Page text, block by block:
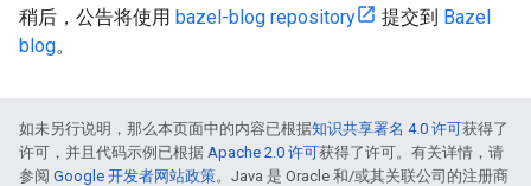
稍后，公告将使用 bazel-blog repository 提交到 Bazel
blog。
如未另行说明，那么本页面中的内容已根据知识共享署名 4.0 许可获得了
许可，并且代码示例已根据 Apache 2.0 许可获得了许可。有关详情，请
参阅 Google 开发者网站政策。Java 是 Oracle 和/或其关联公司的注册商